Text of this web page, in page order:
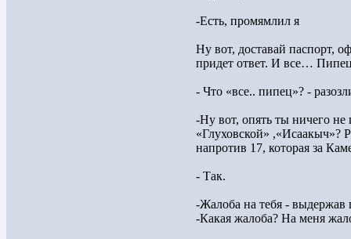
-Есть, промямлил я
Ну вот, доставай паспорт,
придет ответ. И все…
- Что «все.. пипец»? -
-Ну вот, опять ты ничего не
«Глуховской» ,«Исаакыч»?
напротив 17, которая за
- Так.
-Жалоба на тебя - выдержав
-Какая жалоба? На меня